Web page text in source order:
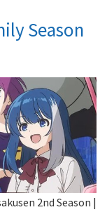
Season
2nd Season |